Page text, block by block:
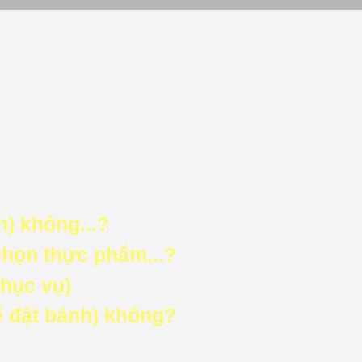
không...?
thực phẩm...?
vụ)
bánh) không?